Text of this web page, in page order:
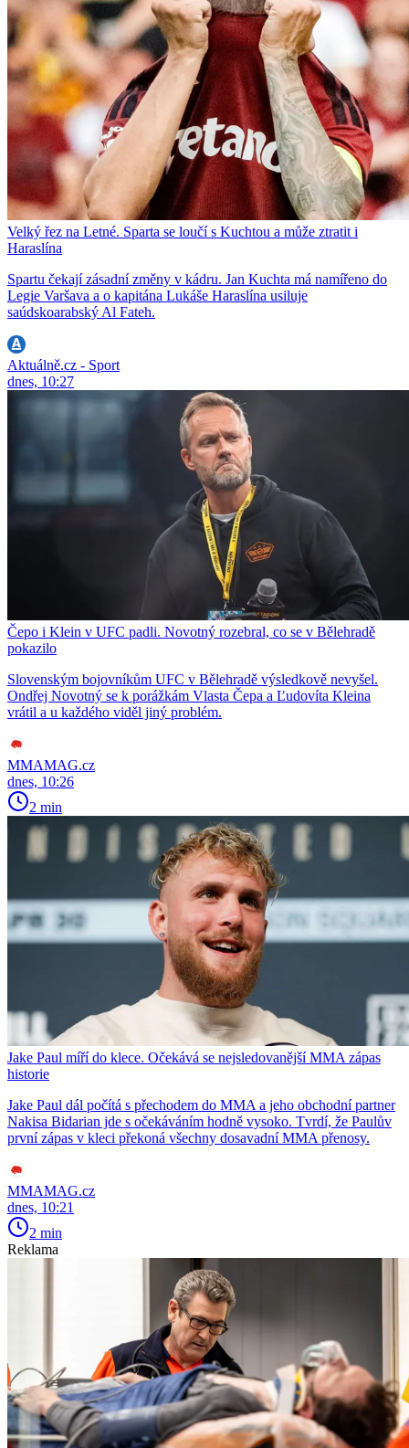
Velký řez na Letné. Sparta se loučí s Kuchtou a může ztratit i
Haraslína
Spartu čekají zásadní změny v kádru. Jan Kuchta má namířeno do
Legie Varšava a o kapitána Lukáše Haraslína usiluje
saúdskoarabský Al Fateh.
Aktuálně.cz - Sport
dnes, 10:27
Čepo i Klein v UFC padli. Novotný rozebral, co se v Bělehradě
pokazilo
Slovenským bojovníkům UFC v Bělehradě výsledkově nevyšel.
Ondřej Novotný se k porážkám Vlasta Čepa a Ľudovíta Kleina
vrátil a u každého viděl jiný problém.
MMAMAG.cz
dnes, 10:26
2 min
Jake Paul míří do klece. Očekává se nejsledovanější MMA zápas
historie
Jake Paul dál počítá s přechodem do MMA a jeho obchodní partner
Nakisa Bidarian jde s očekáváním hodně vysoko. Tvrdí, že Paulův
první zápas v kleci překoná všechny dosavadní MMA přenosy.
MMAMAG.cz
dnes, 10:21
2 min
Reklama